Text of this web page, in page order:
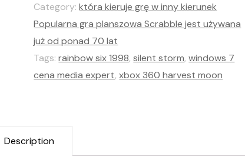
Category:która kieruje grę w inny kierunek
Popularna gra planszowa Scrabble jest używana
już od ponad 70 lat
Tags:rainbow six 1998,silent storm,windows 7
cena media expert,xbox 360 harvest moon
Description